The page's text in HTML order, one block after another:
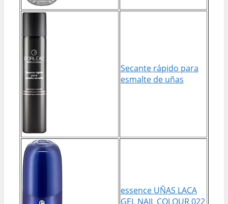
Secante rápido para
esmalte de uñas
essence UÑAS LACA
GEL NAIL COLOUR 022